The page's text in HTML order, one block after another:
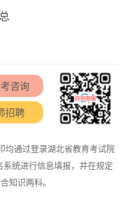
咨询
招聘
均通过登录湖北省教育考试院
统进行信息填报，并在规定
知识两科。